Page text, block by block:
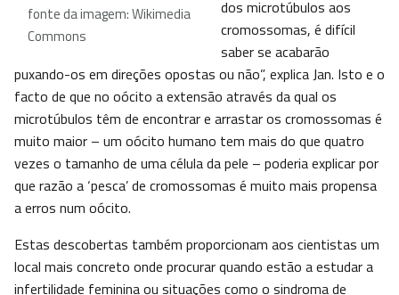
fonte da imagem: Wikimedia
Commons
dos microtúbulos aos
cromossomas, é difícil
saber se acabarão
puxando-os em direções opostas ou não”, explica Jan. Isto e o
facto de que no oócito a extensão através da qual os
microtúbulos têm de encontrar e arrastar os cromossomas é
muito maior – um oócito humano tem mais do que quatro
vezes o tamanho de uma célula da pele – poderia explicar por
que razão a ‘pesca’ de cromossomas é muito mais propensa
a erros num oócito.
Estas descobertas também proporcionam aos cientistas um
local mais concreto onde procurar quando estão a estudar a
infertilidade feminina ou situações como o sindroma de